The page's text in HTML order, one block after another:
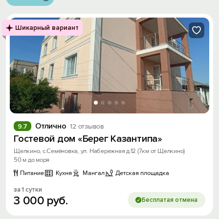
Шикарный вариант
Отлично 12 отзывов
9.7
Гостевой дом «Берег Казантипа»
Щелкино, с.Семёновка, ул. Набережная д.12 (7км от Щелкино)
50 м до моря
Питание
Кухня Мангал Детская площадка
за 1 сутки
3 000 руб. Бесплатая отмена